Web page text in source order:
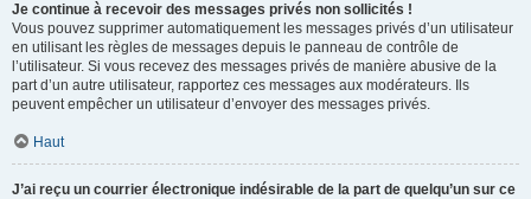
Je continue à recevoir des messages privés non sollicités !
Vous pouvez supprimer automatiquement les messages privés d’un utilisateur
en utilisant les règles de messages depuis le panneau de contrôle de
l’utilisateur. Si vous recevez des messages privés de manière abusive de la
part d’un autre utilisateur, rapportez ces messages aux modérateurs. Ils
peuvent empêcher un utilisateur d’envoyer des messages privés.
Haut
J’ai reçu un courrier électronique indésirable de la part de quelqu’un sur ce